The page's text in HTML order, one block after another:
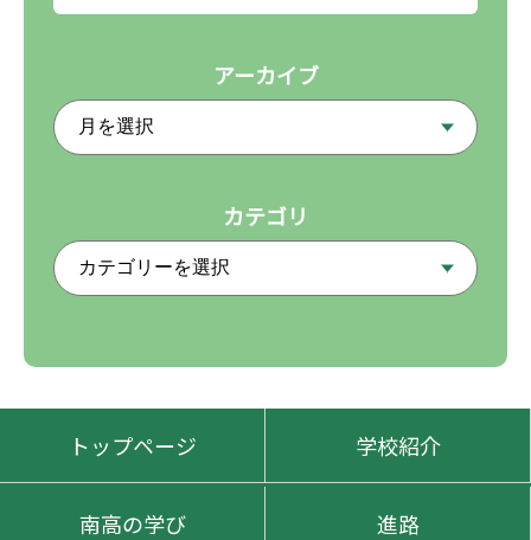
アーカイブ
カテゴリ
トップページ 学校紹介
南高の学び 進路